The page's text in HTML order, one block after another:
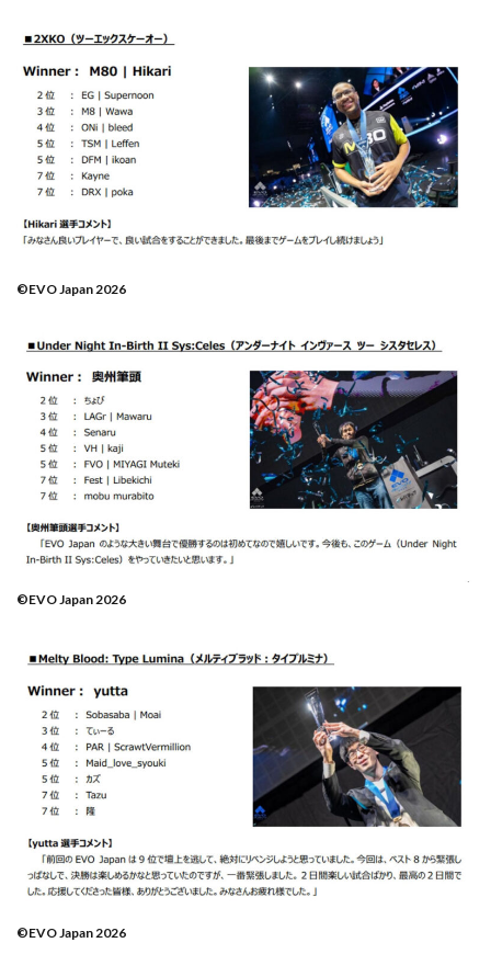
©EVO Japan 2026
©EVO Japan 2026
©EVO Japan 2026